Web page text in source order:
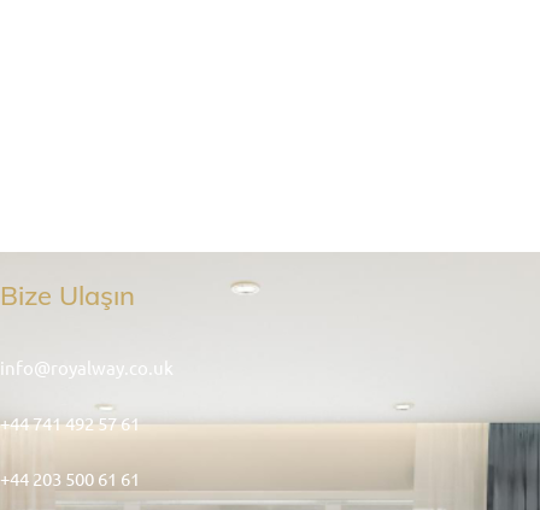
Bize Ulaşın
info@royalway.co.uk
+44 741 492 57 61
+44 203 500 61 61